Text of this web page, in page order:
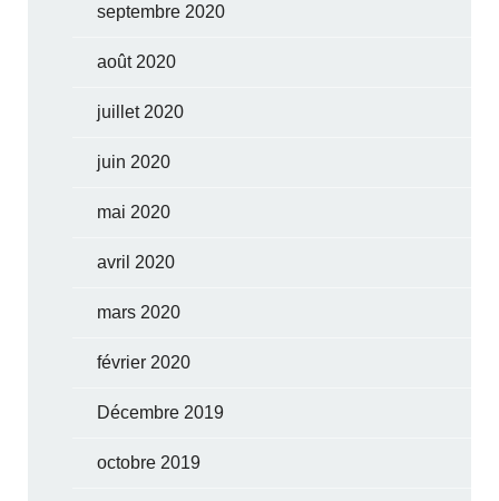
septembre 2020
août 2020
juillet 2020
juin 2020
mai 2020
avril 2020
mars 2020
février 2020
Décembre 2019
octobre 2019